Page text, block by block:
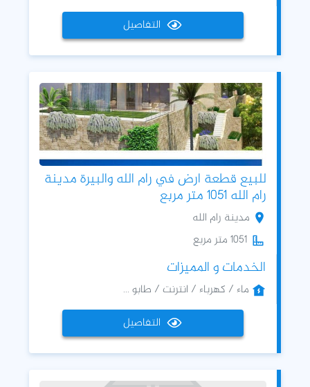
التفاصيل
للبيع قطعة ارض في رام الله والبيرة مدينة
رام الله 1051 متر مربع
مدينة رام الله
1051 متر مربع
الخدمات و المميزات
ماء / كهرباء / انترنت / طابو ...
التفاصيل